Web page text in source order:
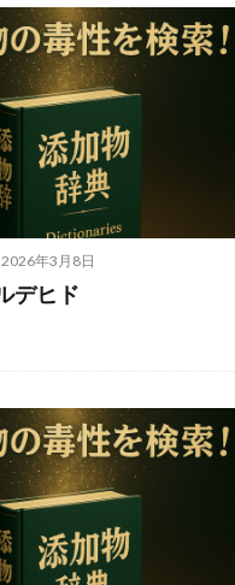
2026年3月8日
デヒド